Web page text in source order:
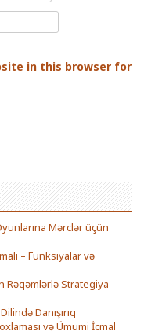
in this browser for
Mərclər üçün
– Funksiyalar və
Rəqəmlərlə Strategiya
Danışırıq
və Ümumi İcmal